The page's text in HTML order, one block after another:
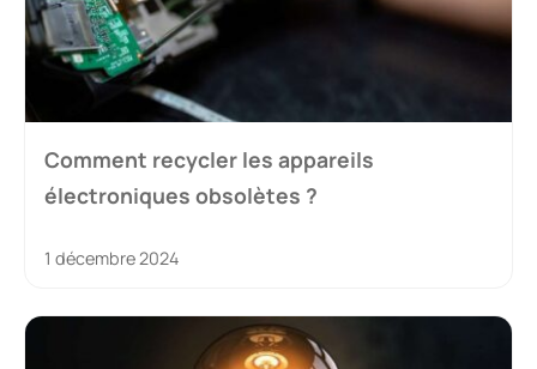
Comment recycler les appareils
électroniques obsolètes ?
1 décembre 2024